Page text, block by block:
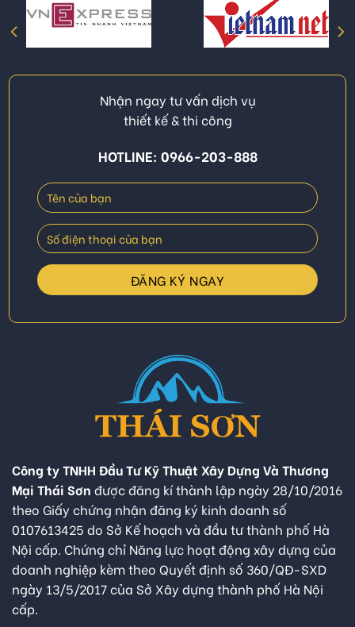
Nhận ngay tư vấn dịch vụ
thiết kế & thi công
HOTLINE: 0966-203-888
Công ty TNHH Đầu Tư Kỹ Thuật Xây Dựng Và Thương
Mại Thái Sơn được đăng kí thành lập ngày 28/10/2016
theo Giấy chứng nhận đăng ký kinh doanh số
0107613425 do Sở Kế hoạch và đầu tư thành phố Hà
Nội cấp. Chứng chỉ Năng lực hoạt động xây dựng của
doanh nghiệp kèm theo Quyết định số 360/QĐ-SXD
ngày 13/5/2017 của Sở Xây dựng thành phố Hà Nội
cấp.